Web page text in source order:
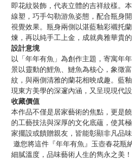
即花紋裝飾，代表立體的吉祥紋樣。
線塑，巧手勾勒游魚姿態，配合瓶身
視覺效果。瓶身兩側以湛藍釉彩襯托
煉，再以純手工上金，成就典雅華貴的
設計意境
以「年年有魚」為創作主題，寄寓年
景以靈動的鯉魚、鰱魚為核心，象徵
紋，與兩側清雅的蘭花相映成趣。藍
現東方美學的深邃內涵，又呈現現代設
收藏價值
本作品不僅是居家藝術的焦點，更是
的工藝技法與深厚的文化底蘊，使其
家擺設或饋贈親友，皆能彰顯非凡品味
邀您將這件『年年有魚』玉壺春花瓶
細膩溫度，品味藝術人生的雋永之美！